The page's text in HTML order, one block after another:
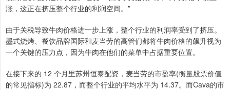
涨，这正在挤压整个行业的利润空间。”
由于关税导致牛肉价格进一步上涨，整个行业的利润率受到了挤压。
墨式烧烤、餐饮品牌国际和麦当劳的高管们都将牛肉价格的飙升视为
一个关键的压力点，因为牛肉在他们的菜单中占据重要位置。
在接下来的 12 个月里苏州恒泰配资，麦当劳的市盈率(衡量股票价值
的常见指标)为 22.87，而整个行业的平均水平为 14.37。而Cava的市